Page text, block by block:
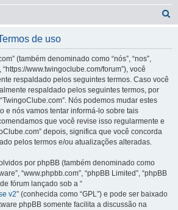
de uso
(também denominado como “nós”, “nos”,
www.twingoclube.com/forum”), você
respaldado pelos seguintes termos. Caso você
respaldado pelos seguintes termos, por
Nós podemos mudar estes
e nós vamos tentar informá-lo sobre tais
que você revise isso regularmente e
depois, significa que você concorda
pelos termos e/ou atualizações alteradas.
por phpBB (também denominado como
“www.phpbb.com”, “phpBB Limited”, “phpBB
fórum lançado sob a “
v2” (conhecida como “GPL”) e pode ser baixado
phpBB somente facilita a discussão na